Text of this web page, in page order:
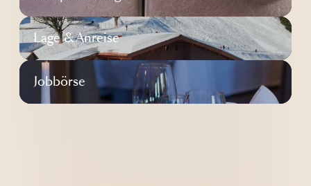
----
Lage & Anreise
Jobbörse